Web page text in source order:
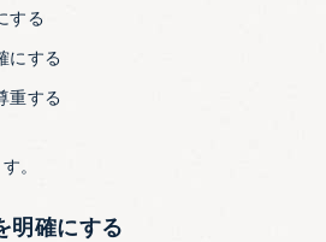
する
にする
重する
。
明確にする